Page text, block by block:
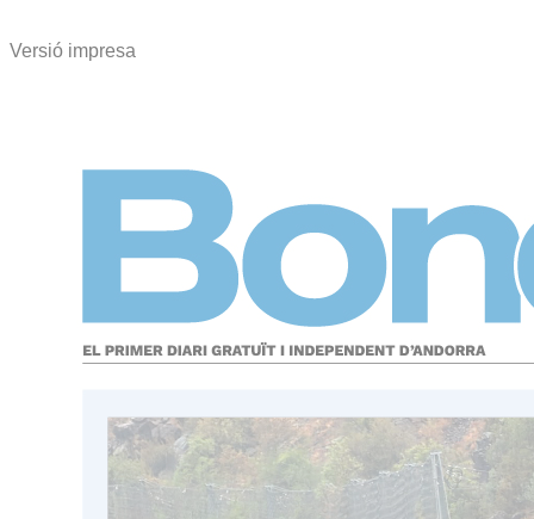
Versió impresa